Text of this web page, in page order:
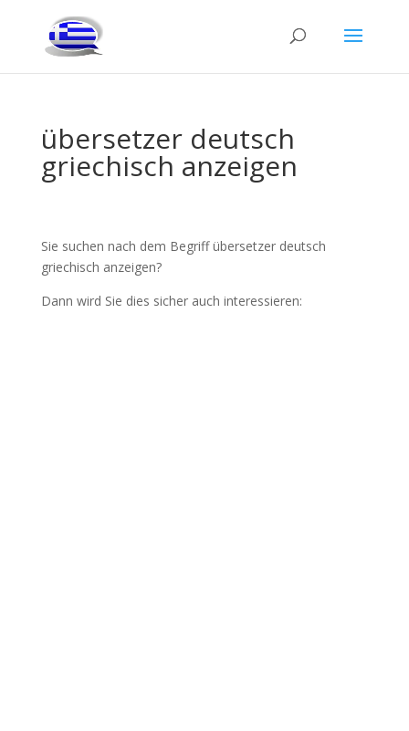
übersetzer deutsch
griechisch anzeigen
Sie suchen nach dem Begriff übersetzer deutsch
griechisch anzeigen?
Dann wird Sie dies sicher auch interessieren: